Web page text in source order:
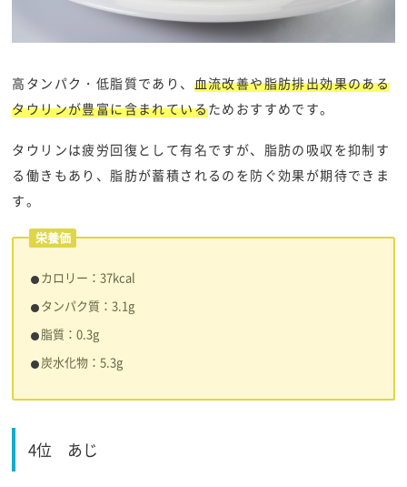
高タンパク・低脂質であり、 血流改善や脂肪排出効果のある
タウリンが豊富に含まれているためおすすめです。
タウリンは疲労回復として有名ですが、脂肪の吸収を抑制す
る働きもあり、脂肪が蓄積されるのを防ぐ効果が期待できま
す。
栄養価
​​カロリー：37kcal
タンパク質：3.1g
脂質：0.3g
炭水化物：5.3g
4位 あじ